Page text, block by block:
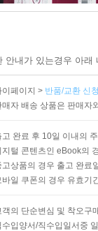
내가 있는경우 아
이페이지 > 반품/교환 신
매자 배송 상품은 판매자
고 완료 후 10일 이내의
지털 콘텐츠인 eBook의
고상품의 경우 출고 완료
바일 쿠폰의 경우 유효기
객의 단순변심 및 착오구
수입양서/직수입일서중